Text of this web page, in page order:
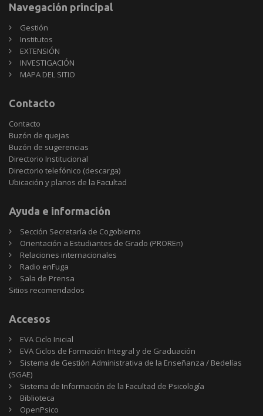
Navegación principal
Gestión
Institutos
EXTENSIÓN
INVESTIGACIÓN
MAPA DEL SITIO
Contacto
Contacto
Buzón de quejas
Buzón de sugerencias
Directorio Institucional
Directorio telefónico (descarga)
Ubicación y planos de la Facultad
Ayuda e información
Sección Secretaría de Cogobierno
Orientación a Estudiantes de Grado (PROREn)
Relaciones internacionales
Radio enFuga
Sala de Prensa
Sitios
Sitios recomendados
Accesos
EVA Ciclo Inicial
EVA Ciclos de Formación Integral y de Graduación
Sistema de Gestión Administrativa de la Enseñanza / Bedelías
(SGAE)
Sistema de Información de la Facultad de Psicología
Biblioteca
OpenPsico